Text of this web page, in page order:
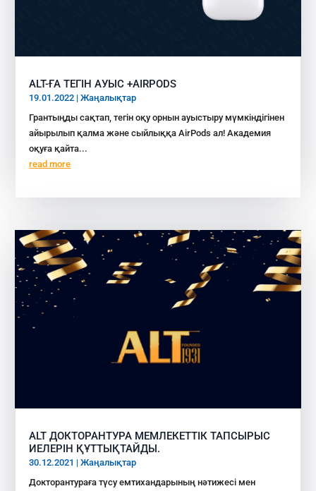
ALT-ҒА ТЕГІН АУЫС +AIRPODS
19.01.2022 |Жаңалықтар
Грантыңды сақтап, тегін оқу орнын ауыстыру мүмкіндігінен
айырылып қалма және сыйлыққа AirPods ал! Академия
оқуға қайта...
read more
ALT ДОКТОРАНТУРА МЕМЛЕКЕТТІК ТАПСЫРЫС
ИЕЛЕРІН ҚҰТТЫҚТАЙДЫ.
30.12.2021 |Жаңалықтар
Докторантураға түсу емтихандарының нәтижесі мен